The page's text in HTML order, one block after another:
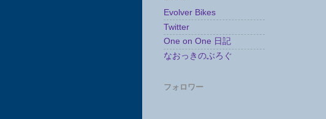
Evolver Bikes
Twitter
One on One 日記
なおっきのぶろぐ
フォロワー